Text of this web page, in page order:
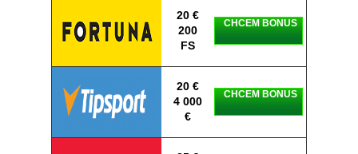
20 €
200
FS
CHCEM BONUS
20 €
4 000
€
CHCEM BONUS